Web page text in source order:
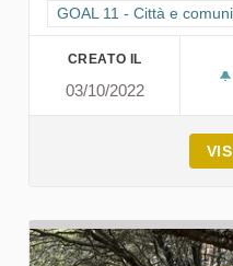
Filtra i risultati per
GOAL 11 - Città e
CREATO IL
03/10/2022